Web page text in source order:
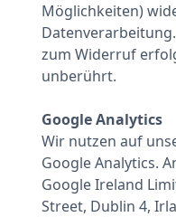
Möglichkeiten)
zum Widerruf
unberührt.
Google Analytics
Wir nutzen auf
Google Analytics.
Google Ireland
Street, Dublin 4,